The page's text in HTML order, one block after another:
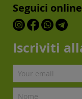
Seguici online
Iscriviti